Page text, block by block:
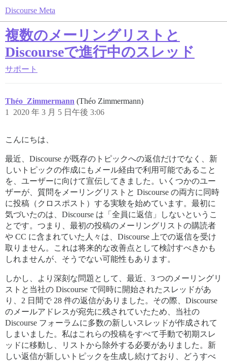
Discourse Meta
複数のメーリングリストと
Discourseで進行中のスレッド
サポート
Théo_Zimmermann (Théo Zimmermann)
2020 年 3 月 5 日午後 3:06
1
こんにちは、
最近、Discourse が既存のトピックへの返信だけでなく、新
しいトピックの作成にもメール経由で利用可能であること
を、ユーザーに向けて宣伝してきました。いくつかのユー
ザーが、質問をメーリングリストと Discourse の両方に同時
に投稿（クロスポスト）する実験を始めています。最初に
気づいたのは、Discourse は「全員に返信」しないというこ
とです。つまり、最初の投稿のメーリングリストの購読者
や CC に含まれていた人々は、Discourse 上での返信を受け
取りません。これは将来的な改善点として検討すべきかも
しれませんが、そうでない可能性もあります。
しかし、より深刻な問題として、最近、3 つのメーリングリ
ストと当社の Discourse で同時に開始されたスレッドがあ
り、2 日間で 28 件の返信がありました。その際、Discourse
のメールアドレスが宛先に残されていたため、当社の
Discourse フォーラムに多数の新しいスレッドが作成されて
しまいました。私はこれらの投稿をすべて手動で初期スレ
ッドに移動し、リストから除外する必要がありました。新
しい返信が新しいトピックを生成し続けており、どうすべ